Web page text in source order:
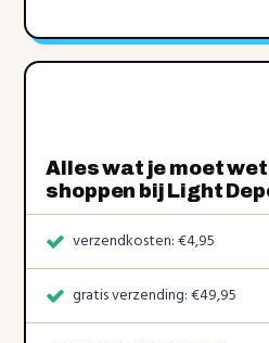
Alles wat je moet
shoppen bij Light
verzendkosten: €4,95
gratis verzending: €49,95